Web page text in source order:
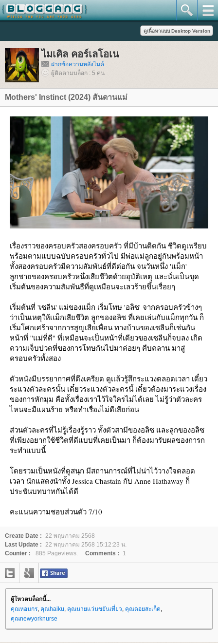
ไมเคิล คอร์เลโอเน
ฝากข้อความหลังไมค์
ผู้ติดตามบล็อก : 5 คน
Mothers' Instinct (2024) สันดานแม่
เรื่องราวของครอบครัวสองครอบครัว ที่มีบ้านติดกัน ชีวิตดูเพรียบ
พร้อมตามแบบฉบับครอบครัวทั่วไป มีพ่อแม่ลูกอยู่กันพร้อมหน้า
ทั้งสองครอบครัวมีความสัมพันธ์ที่ดีต่อกัน จนวันหนึ่ง 'แม็ก'
ลูกชายของครอบครัวหนึ่งเสียชีวิตด้วยอุบัติเหตุ และนั่นเป็นขุด
เริ่มต้นของความสัมพันธืที่ดูเหมือนจะเลวร้ายขึ้นเรื่อยๆ
เริ่มต้นที่ 'เซลีน' แม่ของแม็ก เริ่มโทษ 'อลิซ' จากครอบครัวข้างๆ
ว่าเป็นเหตุให้เเม็กเสียชีวิต ลูุกของอลิซ ที่เคยเล่นกับแม็กทุกวัน ก็
เริ่มโศกเศร้าจากการสูญเสียเพื่อน ทางบ้านของเซลีนก็เช่นกัน
หน้าที่ ''แม่ที่ดี'' ที่เหมือนจะเป็นหน้าที่เดียวของเซลีนก็จบลง เกิด
ความเจ็บปวดที่ของการโทษกันไปมาค่อยๆ คืบคลาน มาสู่
ครอบครัวทั้งสอง
ตัวหนังมีบรรยากาศที่ตึงเครียด ดูเเล้วรู้สึกระแวงตลอดเวลา เดี๋ยว
ระแวงตัวละครนั้น เดี๋ยวระแวงตัวละครนี้ เดี๋ยวต้องมาระแวงเรื่อง
ของการหักมุม คือทั้งเรื่องเราไว้ใจใครไม่ได้เลย ไม่รู้ว่าตัวละคร
ไหนจะมีแผนร้าย หรือทำเรื่องไม่ดีเสียก่อน
ส่วนตัวละครที่ไม่รู้เรื่องรู้ราว ทั้งตัวสามีของอลิซ และลูกของอลิซ
ที่เพียงอยากใช้ชีวิตที่ดีแบบที่เคยเป็นมา ก็ต้องมารับผลของการก
ระทำแบบนี้
ดยรวมเป็นหนังที่ดูสนุก มีสถานการณ์ที่ไม่น่าไว้วางใจตลอด
เวลา นักแสดงนำทั้ง Jessica Chastain กับ Anne Hathaway ก็
ประชันบทบาทกันได้ดี
คะแนนความชอบส่วนตัว 7/10
Create Date :
22 พฤษภาคม 2568
Last Update :
22 พฤษภาคม 2568 15:12:23 น.
Counter :
885 Pageviews. Comments : 1
ผู้โหวตบล็อกนี้...
คุณหอมกร คุณhaiku คุณนายแว่นขยันเที่ยว คุณดอยสะเก็ด
คุณnewyorknurse